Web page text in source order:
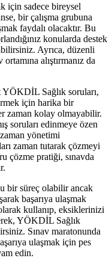
için sadece bireysel
bir çalışma grubuna
faydalı olacaktır. Bu
konularda destek
Ayrıca, düzenli
alıştırmanız da
YÖKDİL Sağlık soruları,
için harika bir
zaman kolay olmayabilir.
soruları edinmeye özen
yönetimi
zaman tutarak çözmeyi
çözme pratiği, sınavda
bir süreç olabilir ancak
başarıya ulaşmak
kullanıp, eksiklerinizi
YÖKDİL Sağlık
Sınav maratonunda
ulaşmak için pes
edin.